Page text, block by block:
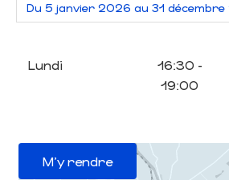
Lundi
16:30 -
19:00
M'y rendre